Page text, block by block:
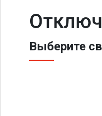
Выберите